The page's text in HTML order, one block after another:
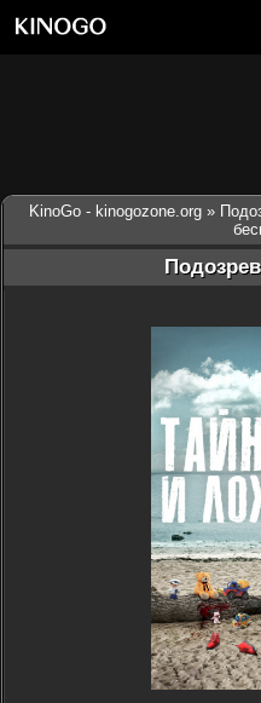
KinoGo - kinogozone.org »